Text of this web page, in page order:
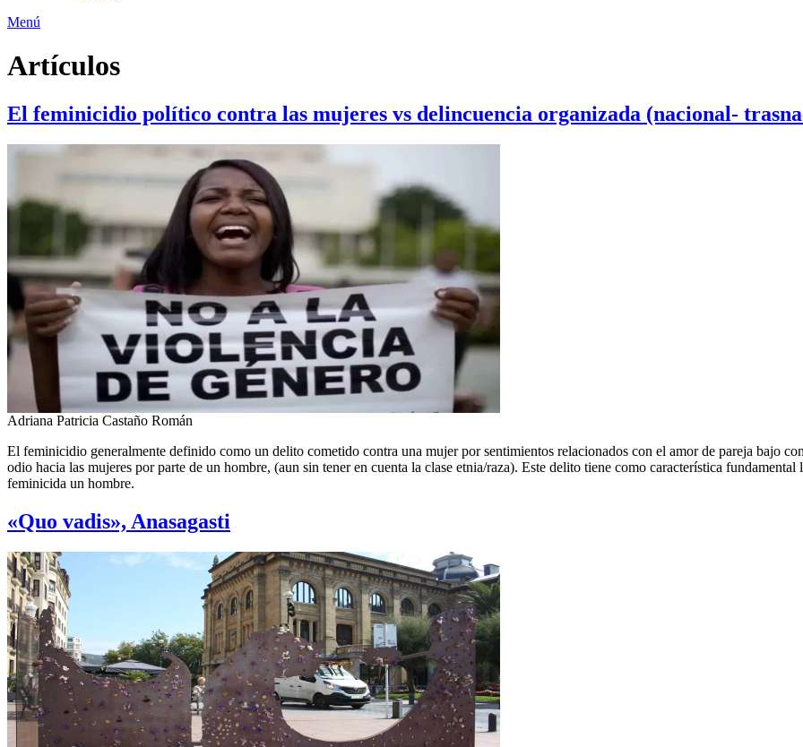
Menú
Artículos
El feminicidio político contra las mujeres vs delincuencia organizada (nacional-
Adriana Patricia Castaño Román
El feminicidio generalmente definido como un delito cometido contra una mujer por sentimientos relacionados con el amor de pareja bajo
odio hacia las mujeres por parte de un hombre, (aun sin tener en cuenta la clase etnia/raza). Este delito tiene como característica
feminicida un hombre.
«Quo vadis», Anasagasti